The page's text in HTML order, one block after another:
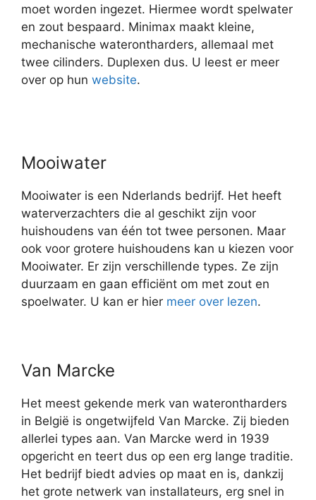
moet worden ingezet. Hiermee wordt spelwater
en zout bespaard. Minimax maakt kleine,
mechanische waterontharders, allemaal met
twee cilinders. Duplexen dus. U leest er meer
over op hun website.
Mooiwater
Mooiwater is een Nderlands bedrijf. Het heeft
waterverzachters die al geschikt zijn voor
huishoudens van één tot twee personen. Maar
ook voor grotere huishoudens kan u kiezen voor
Mooiwater. Er zijn verschillende types. Ze zijn
duurzaam en gaan efficiënt om met zout en
spoelwater. U kan er hier meer over lezen.
Van Marcke
Het meest gekende merk van waterontharders
in België is ongetwijfeld Van Marcke. Zij bieden
allerlei types aan. Van Marcke werd in 1939
opgericht en teert dus op een erg lange traditie.
Het bedrijf biedt advies op maat en is, dankzij
het grote netwerk van installateurs, erg snel in